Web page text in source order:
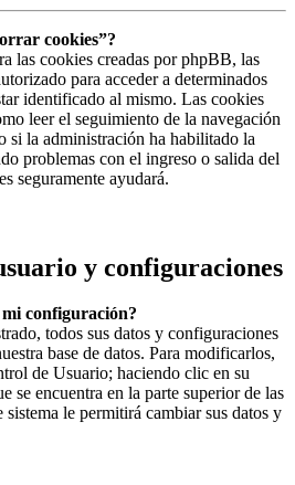
cookies”?
las cookies creadas por phpBB, las
para acceder a determinados
identificado al mismo. Las cookies
leer el seguimiento de la navegación
si la administración ha habilitado la
problemas con el ingreso o salida del
seguramente ayudará.
y configuraciones
configuración?
todos sus datos y configuraciones
base de datos. Para modificarlos,
de Usuario; haciendo clic en su
se encuentra en la parte superior de las
sistema le permitirá cambiar sus datos y